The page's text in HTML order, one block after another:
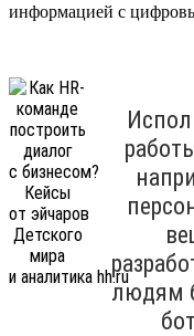
информацией с
людям